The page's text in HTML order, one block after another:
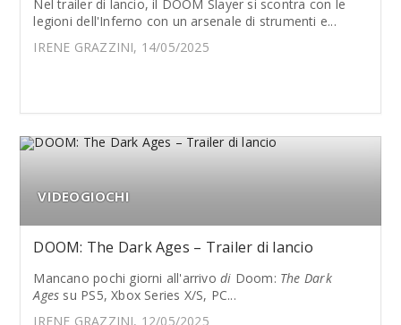
Nel trailer di lancio, il DOOM Slayer si scontra con le
legioni dell'Inferno con un arsenale di strumenti e...
IRENE GRAZZINI, 14/05/2025
VIDEOGIOCHI
DOOM: The Dark Ages – Trailer di lancio
Mancano pochi giorni all'arrivodi Doom: The Dark
Ages su PS5, Xbox Series X/S, PC...
IRENE GRAZZINI, 12/05/2025